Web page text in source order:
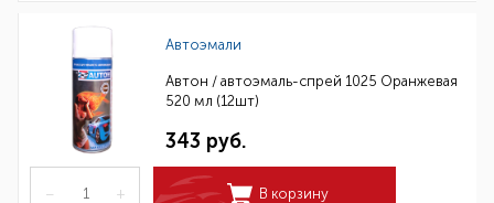
Автоэмали
Автон / автоэмаль-спрей 1025 Оранжевая
520 мл (12шт)
343 руб.
– + В корзину